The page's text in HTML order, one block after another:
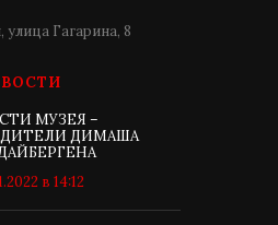
улица Гагарина, 8
МУЗЕЯ –
ДИМАША
в 14:12